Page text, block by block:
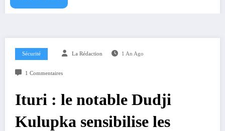
Sécurité La Rédaction 1 An Ago
1 Commentaires
Ituri : le notable Dudji
Kulupka sensibilise les